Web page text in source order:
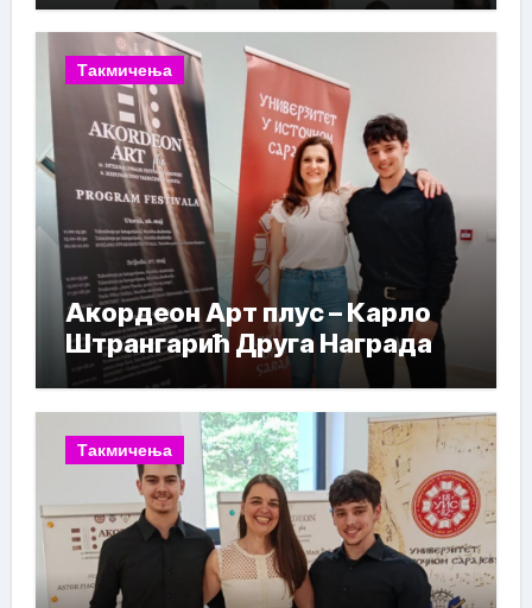
Такмичења
Акордеон Арт плус – Карло
Штрангарић Друга Награда
Такмичења